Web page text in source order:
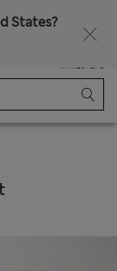
States?
Winkelmand